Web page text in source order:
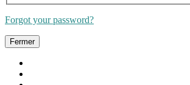
Forgot your password?
Fermer